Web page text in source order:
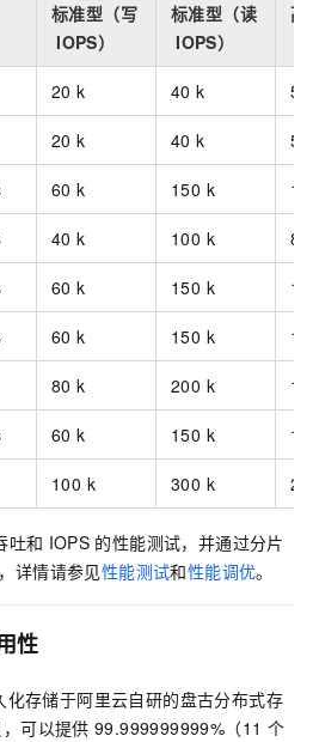
标准型（写
IOPS）
标准型（读
IOPS）
高
20 k 40 k
20 k 40 k
60 k 150 k
40 k 100 k
60 k 150 k
60 k 150 k
80 k 200 k
60 k 150 k
100 k 300 k
吐和 IOPS 的性能测试，并通过分片
详情请参见性能测试和性能调优。
性
化存储于阿里云自研的盘古分布式存
可以提供 99.999999999%（11 个